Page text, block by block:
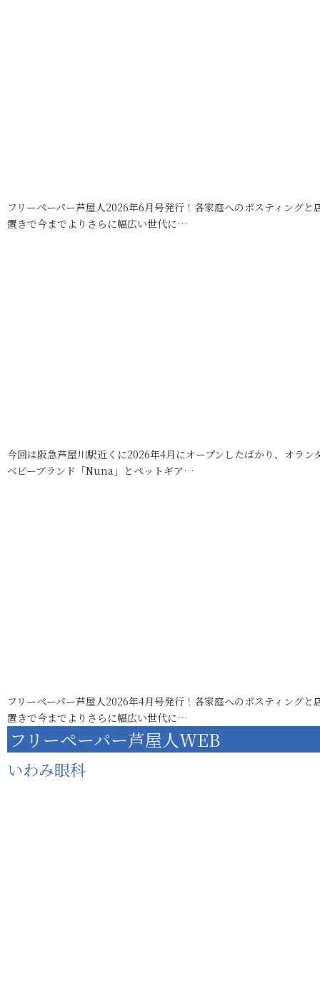
フリーペーパー芦屋人2026年6月号発行！各家庭へのポスティングと
置きで今までよりさらに幅広い世代に…
今回は阪急芦屋川駅近くに2026年4月にオープンしたばかり、オラン
ベビーブランド「Nuna」とペットギア…
フリーペーパー芦屋人2026年4月号発行！各家庭へのポスティングと
置きで今までよりさらに幅広い世代に…
フリーペーパー芦屋人WEB
いわみ眼科